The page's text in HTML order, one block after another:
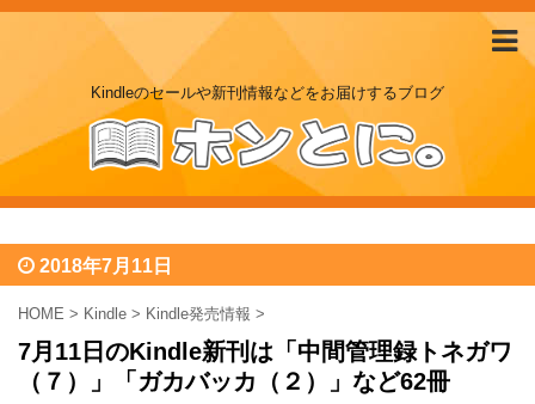
Kindleのセールや新刊情報などをお届けするブログ
2018年7月11日
HOME > Kindle > Kindle発売情報 >
7月11日のKindle新刊は「中間管理録トネガワ
（７）」「ガカバッカ（２）」など62冊